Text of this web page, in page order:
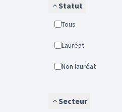
Statut
Tous
Lauréat
Non lauréat
Secteur